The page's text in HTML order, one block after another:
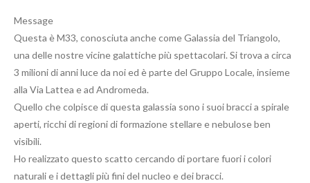
Message
Questa è M33, conosciuta anche come Galassia del Triangolo,
una delle nostre vicine galattiche più spettacolari. Si trova a circa
3 milioni di anni luce da noi ed è parte del Gruppo Locale, insieme
alla Via Lattea e ad Andromeda.
Quello che colpisce di questa galassia sono i suoi bracci a spirale
aperti, ricchi di regioni di formazione stellare e nebulose ben
visibili.
Ho realizzato questo scatto cercando di portare fuori i colori
naturali e i dettagli più fini del nucleo e dei bracci.